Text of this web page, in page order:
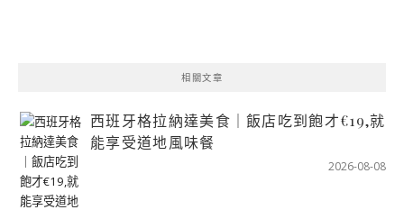
相關文章
西班牙格拉納達美食｜飯店吃到飽才€19,就
能享受道地風味餐
2026-08-08